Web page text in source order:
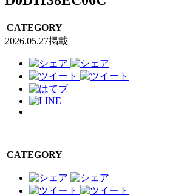
CATEGORY
2026.05.27掲載
CATEGORY